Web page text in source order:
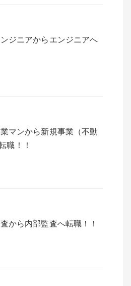
ジニアから エンジニアへ
マンから新規事業（不動
職！！
から内部監査へ転職！！